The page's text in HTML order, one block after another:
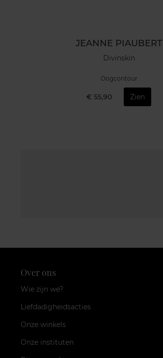
JEANNE PIAUBERT
Divinskin
Oogcontour
€ 55,90 Zien
Over ons
Wie zijn we?
Liefdadigheidsacties
Onze winkels
Onze instituten